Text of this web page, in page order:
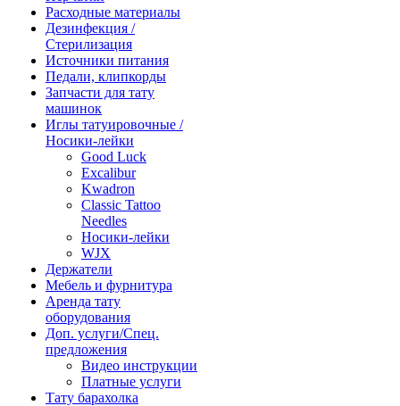
Расходные материалы
Дезинфекция /
Стерилизация
Источники питания
Педали, клипкорды
Запчасти для тату
машинок
Иглы татуировочные /
Носики-лейки
Good Luck
Excalibur
Kwadron
Classic Tattoo
Needles
Носики-лейки
WJX
Держатели
Мебель и фурнитура
Аренда тату
оборудования
Доп. услуги/Спец.
предложения
Видео инструкции
Платные услуги
Тату барахолка